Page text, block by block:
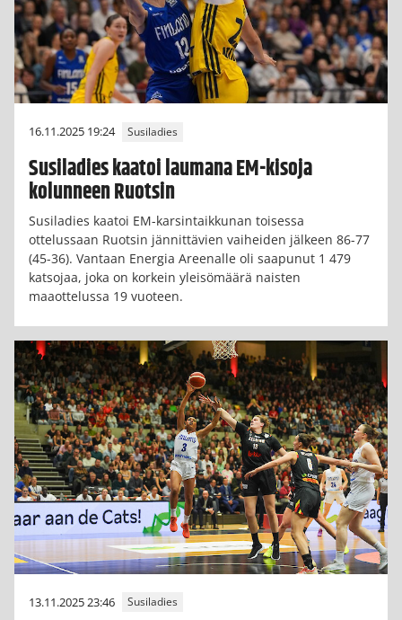
16.11.2025 19:24 Susiladies
Susiladies kaatoi laumana EM-kisoja
kolunneen Ruotsin
Susiladies kaatoi EM-karsintaikkunan toisessa
ottelussaan Ruotsin jännittävien vaiheiden jälkeen 86-77
(45-36). Vantaan Energia Areenalle oli saapunut 1 479
katsojaa, joka on korkein yleisömäärä naisten
maaottelussa 19 vuoteen.
13.11.2025 23:46 Susiladies